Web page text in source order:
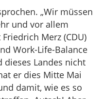
„Wir müssen
und vor allem
Merz (CDU)
Work-Life-Balance
Landes nicht
er dies Mitte Mai
damit, wie es so